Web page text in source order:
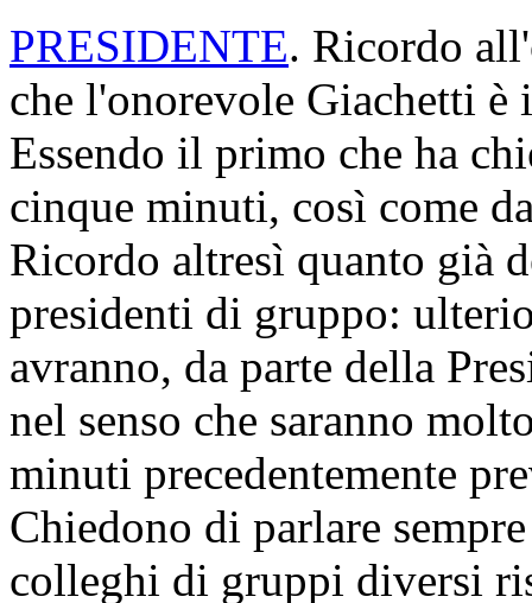
PRESIDENTE. Ricordo
che l'onorevole Giachetti è
Essendo il primo che ha
cinque minuti, così come
Ricordo altresì quanto già
presidenti di gruppo:
avranno, da parte della
nel senso che saranno
minuti precedentemente
Chiedono di parlare
colleghi di gruppi diversi